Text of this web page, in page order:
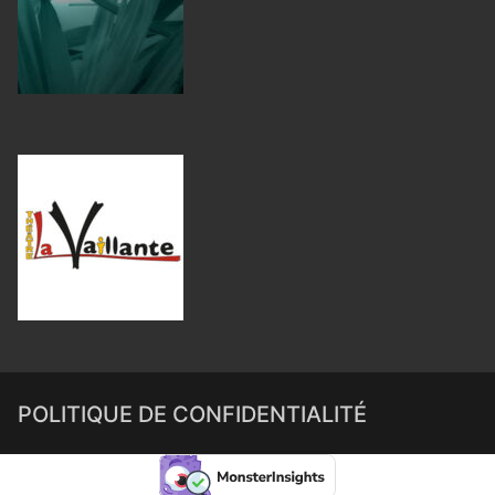
POLITIQUE DE CONFIDENTIALITÉ